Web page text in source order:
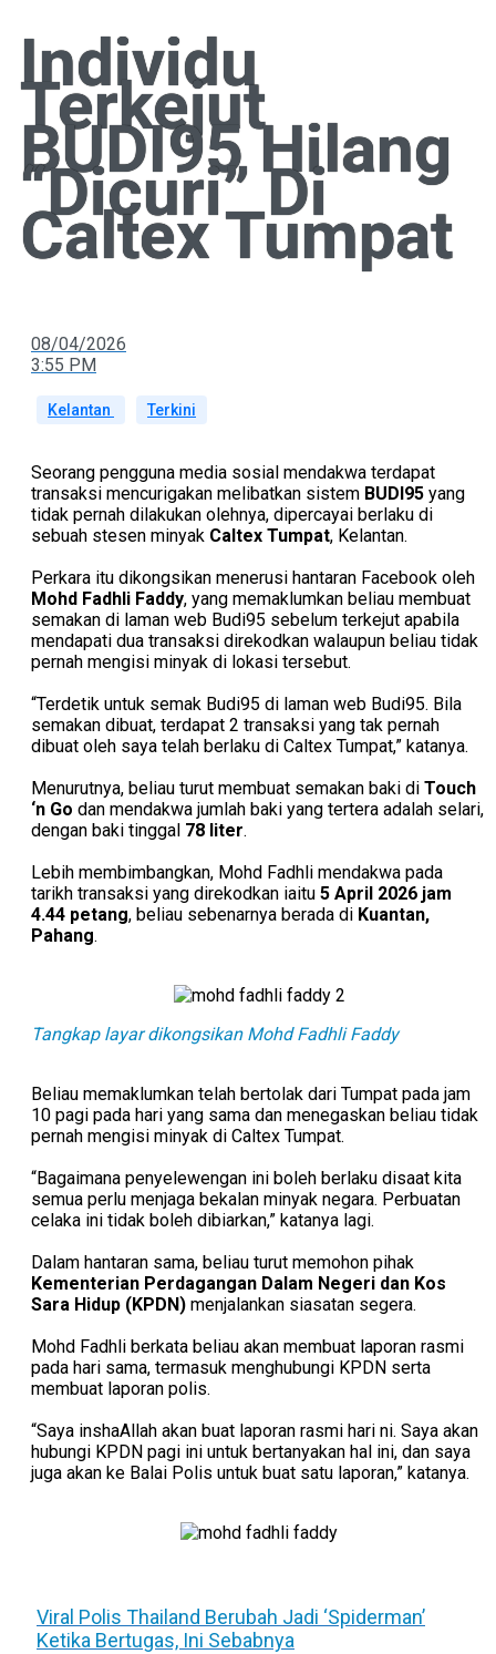
Individu
Terkejut
BUDI95 Hilang
“Dicuri” Di
Caltex Tumpat
08/04/2026
3:55 PM
Kelantan Terkini
Seorang pengguna media sosial mendakwa terdapat
transaksi mencurigakan melibatkan sistem BUDI95 yang
tidak pernah dilakukan olehnya, dipercayai berlaku di
sebuah stesen minyak Caltex Tumpat, Kelantan.
Perkara itu dikongsikan menerusi hantaran Facebook oleh
Mohd Fadhli Faddy, yang memaklumkan beliau membuat
semakan di laman web Budi95 sebelum terkejut apabila
mendapati dua transaksi direkodkan walaupun beliau tidak
pernah mengisi minyak di lokasi tersebut.
“Terdetik untuk semak Budi95 di laman web Budi95. Bila
semakan dibuat, terdapat 2 transaksi yang tak pernah
dibuat oleh saya telah berlaku di Caltex Tumpat,” katanya.
Menurutnya, beliau turut membuat semakan baki di Touch
‘n Go dan mendakwa jumlah baki yang tertera adalah selari,
dengan baki tinggal 78 liter.
Lebih membimbangkan, Mohd Fadhli mendakwa pada
tarikh transaksi yang direkodkan iaitu 5 April 2026 jam
4.44 petang, beliau sebenarnya berada di Kuantan,
Pahang.
Tangkap layar dikongsikan Mohd Fadhli Faddy
Beliau memaklumkan telah bertolak dari Tumpat pada jam
10 pagi pada hari yang sama dan menegaskan beliau tidak
pernah mengisi minyak di Caltex Tumpat.
“Bagaimana penyelewengan ini boleh berlaku disaat kita
semua perlu menjaga bekalan minyak negara. Perbuatan
celaka ini tidak boleh dibiarkan,” katanya lagi.
Dalam hantaran sama, beliau turut memohon pihak
Kementerian Perdagangan Dalam Negeri dan Kos
Sara Hidup (KPDN) menjalankan siasatan segera.
Mohd Fadhli berkata beliau akan membuat laporan rasmi
pada hari sama, termasuk menghubungi KPDN serta
membuat laporan polis.
“Saya inshaAllah akan buat laporan rasmi hari ni. Saya akan
hubungi KPDN pagi ini untuk bertanyakan hal ini, dan saya
juga akan ke Balai Polis untuk buat satu laporan,” katanya.
Viral Polis Thailand Berubah Jadi ‘Spiderman’
Ketika Bertugas, Ini Sebabnya